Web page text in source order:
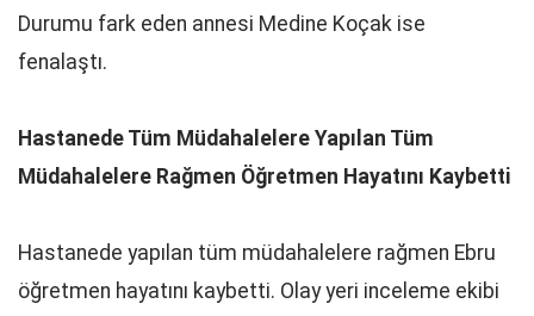
Durumu fark eden annesi Medine Koçak ise
fenalaştı.
Hastanede Tüm Müdahalelere Yapılan Tüm
Müdahalelere Rağmen Öğretmen Hayatını Kaybetti
Hastanede yapılan tüm müdahalelere rağmen Ebru
öğretmen hayatını kaybetti. Olay yeri inceleme ekibi